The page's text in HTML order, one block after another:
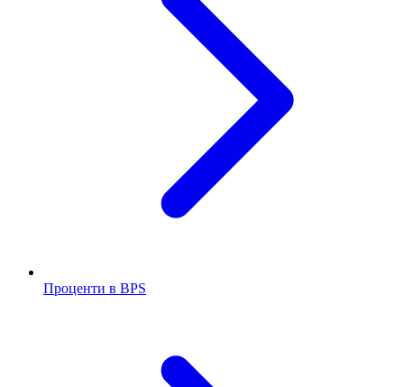
Проценти в BPS